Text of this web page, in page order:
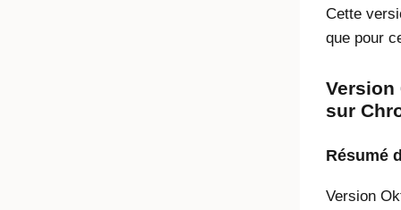
Cette
que pour
Version
sur
Résumé
Version